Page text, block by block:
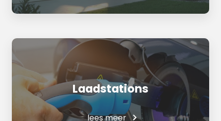
Laadstations
lees meer